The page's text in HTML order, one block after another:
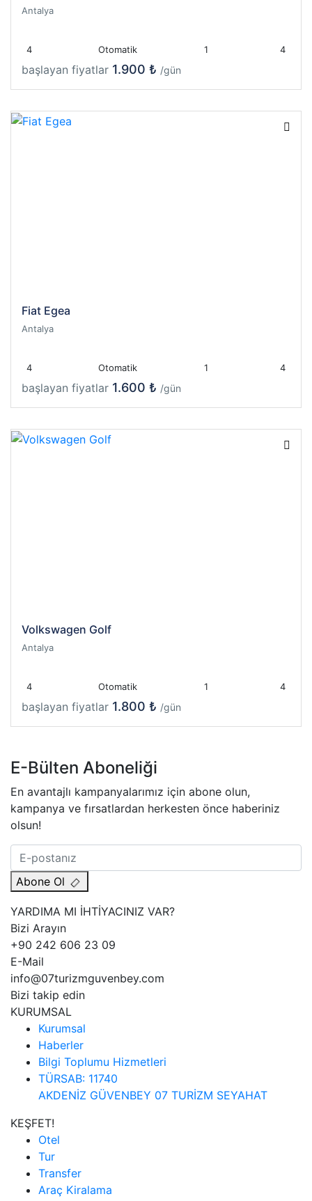
Antalya
4 Otomatik 1 4
başlayan fiyatlar 1.900 ₺ /gün
Fiat Egea
Antalya
4 Otomatik 1 4
başlayan fiyatlar 1.600 ₺ /gün
Volkswagen Golf
Antalya
4 Otomatik 1 4
başlayan fiyatlar 1.800 ₺ /gün
E-Bülten Aboneliği
En avantajlı kampanyalarımız için abone olun,
kampanya ve fırsatlardan herkesten önce haberiniz
olsun!
Abone Ol
YARDIMA MI İHTİYACINIZ VAR?
Bizi Arayın
+90 242 606 23 09
E-Mail
info@07turizmguvenbey.com
Bizi takip edin
KURUMSAL
Kurumsal
Haberler
Bilgi Toplumu Hizmetleri
TÜRSAB: 11740
AKDENİZ GÜVENBEY 07 TURİZM SEYAHAT
KEŞFET!
Otel
Tur
Transfer
Araç Kiralama